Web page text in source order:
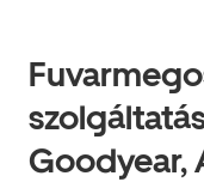
Goodyear,